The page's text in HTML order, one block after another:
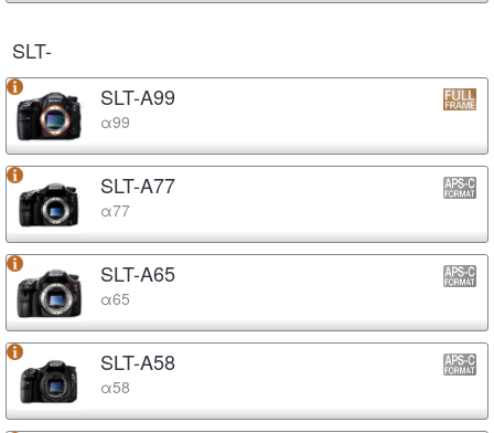
SLT-
SLT-A99
α99
SLT-A77
α77
SLT-A65
α65
SLT-A58
α58